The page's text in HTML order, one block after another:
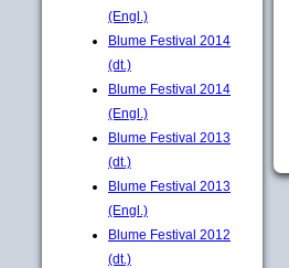
(Engl.)
Blume Festival 2014
(dt.)
Blume Festival 2014
(Engl.)
Blume Festival 2013
(dt.)
Blume Festival 2013
(Engl.)
Blume Festival 2012
(dt.)